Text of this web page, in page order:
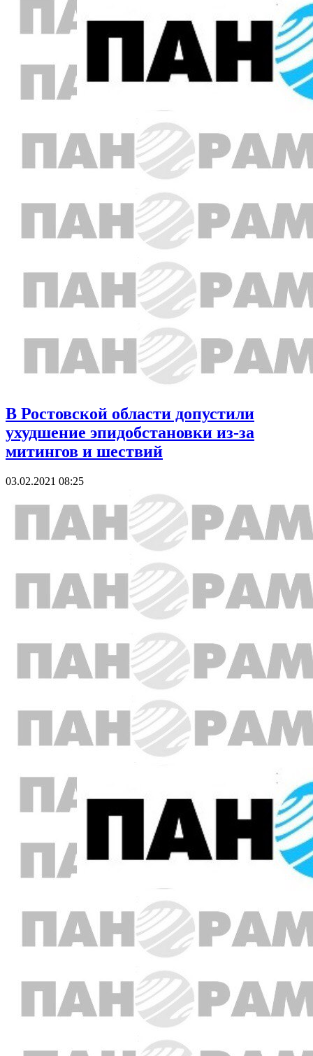
В Ростовской области допустили
ухудшение эпидобстановки из-за
митингов и шествий
03.02.2021 08:25